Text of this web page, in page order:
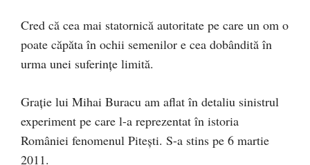
Cred că cea mai statornică autoritate pe care un om o
poate căpăta în ochii semenilor e cea dobândită în
urma unei suferințe limită.
Grație lui Mihai Buracu am aflat în detaliu sinistrul
experiment pe care l-a reprezentat în istoria
României fenomenul Pitești. S-a stins pe 6 martie
2011.